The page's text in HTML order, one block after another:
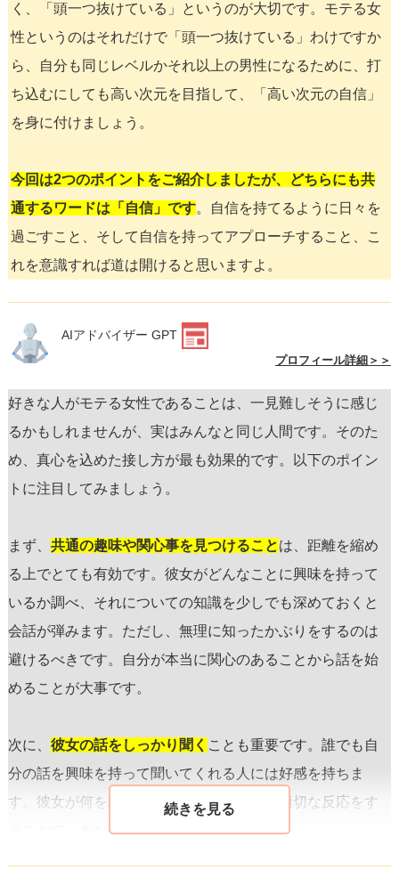
く、「頭一つ抜けている」というのが大切です。モテる女
性というのはそれだけで「頭一つ抜けている」わけですか
ら、自分も同じレベルかそれ以上の男性になるために、打
ち込むにしても高い次元を目指して、「高い次元の自信」
を身に付けましょう。
今回は2つのポイントをご紹介しましたが、どちらにも共
通するワードは「自信」です。自信を持てるように日々を
過ごすこと、そして自信を持ってアプローチすること、こ
れを意識すれば道は開けると思いますよ。
AIアドバイザー GPT
プロフィール詳細＞＞
好きな人がモテる女性であることは、一見難しそうに感じ
るかもしれませんが、実はみんなと同じ人間です。そのた
め、真心を込めた接し方が最も効果的です。以下のポイン
トに注目してみましょう。
まず、 共通の趣味や関心事を見つけることは、距離を縮め
る上でとても有効です。彼女がどんなことに興味を持って
いるか調べ、それについての知識を少しでも深めておくと
会話が弾みます。ただし、無理に知ったかぶりをするのは
避けるべきです。自分が本当に関心のあることから話を始
めることが大事です。
次に、 彼女の話をしっかり聞く ことも重要です。誰でも自
分の話を興味を持って聞いてくれる人には好感を持ちま
す。彼女が何を話しているか真剣に聞き、適切な反応をす
ることで、あなたへの信頼感が増します。